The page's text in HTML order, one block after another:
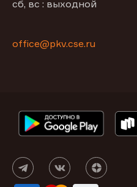
сб, вс : выходной
office@pkv.cse.ru